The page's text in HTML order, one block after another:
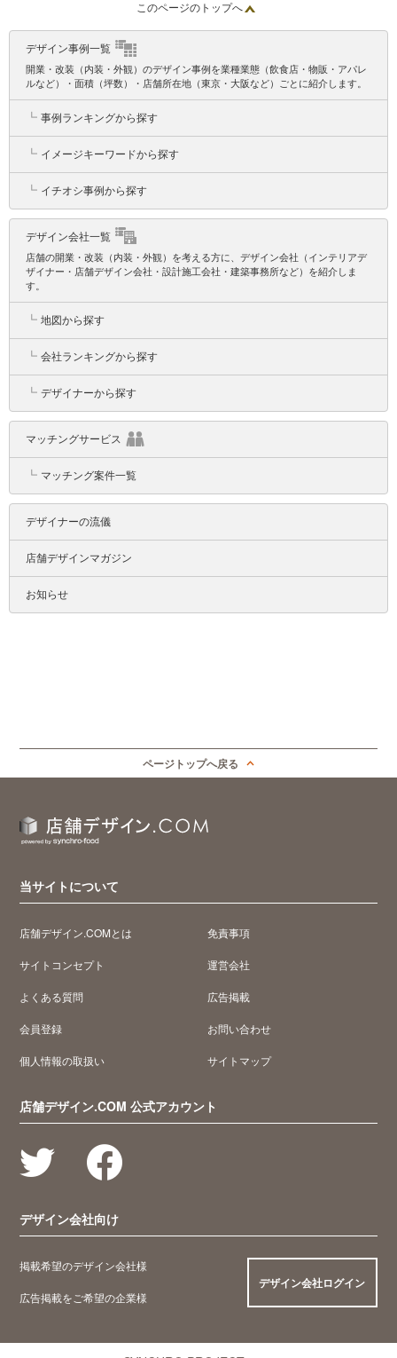
このページのトップへ
デザイン事例一覧
開業・改装（内装・外観）のデザイン事例を業種業態（飲食店・物販・アパレ
ルなど）・面積（坪数）・店舗所在地（東京・大阪など）ごとに紹介します。
┗ 事例ランキングから探す
┗ イメージキーワードから探す
┗ イチオシ事例から探す
デザイン会社一覧
店舗の開業・改装（内装・外観）を考える方に、デザイン会社（インテリアデ
ザイナー・店舗デザイン会社・設計施工会社・建築事務所など）を紹介しま
す。
┗ 地図から探す
┗ 会社ランキングから探す
┗ デザイナーから探す
マッチングサービス
┗ マッチング案件一覧
デザイナーの流儀
店舗デザインマガジン
お知らせ
ページトップへ戻る
当サイトについて
店舗デザイン.COMとは
サイトコンセプト
よくある質問
会員登録
個人情報の取扱い
免責事項
運営会社
広告掲載
お問い合わせ
サイトマップ
店舗デザイン.COM 公式アカウント
デザイン会社向け
掲載希望のデザイン会社様
広告掲載をご希望の企業様
デザイン会社ログイン